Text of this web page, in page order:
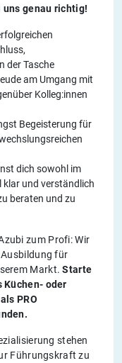
uns genau richtig!
der Tasche
am Umgang mit
Kolleg:innen
Begeisterung für
dich sowohl im
klar und verständlich
beraten und zu
zum Profi: Wir
für
Markt.Starte
Küchen- oder
PRO
stehen
Führungskraft zu